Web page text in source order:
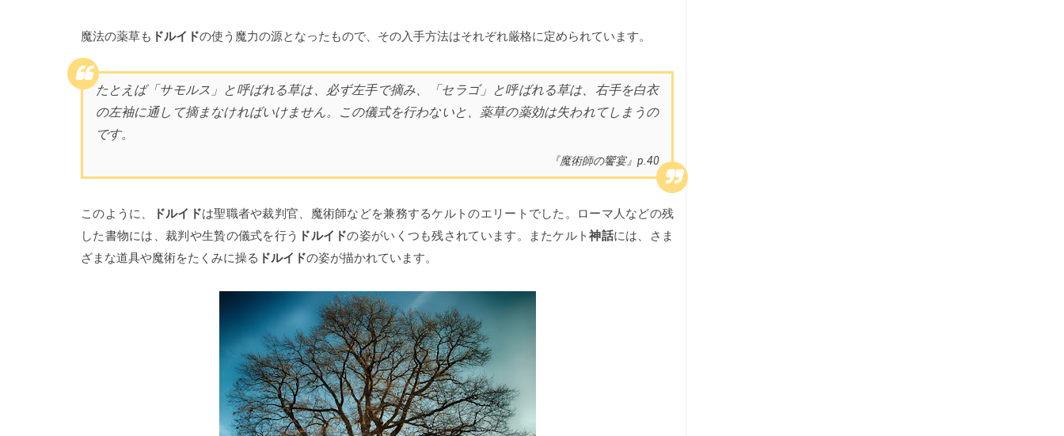
魔法の薬草も ドルイドの使う魔力の源となったもので、その入手方法はそれぞれ厳格に定められています。
たとえば「サモルス」と呼ばれる草は、必ず左手で摘み、「セラゴ」と呼ばれる草は、右手を白衣
の左袖に通して摘まなければいけません。この儀式を行わないと、薬草の薬効は失われてしまうの
です。
『魔術師の饗宴』p.40
このように、 ドルイドは聖職者や裁判官、魔術師などを兼務するケルトのエリートでした。ローマ人などの残
した書物には、裁判や生贄の儀式を行う ドルイドの姿がいくつも残されています。またケルト神話には、さま
ざまな道具や魔術をたくみに操る ドルイドの姿が描かれています。